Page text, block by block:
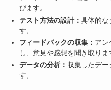
びます。
テスト方法の設計： 具体的な
す。
フィードバックの収集： アン
し、意見や感想を聞き取りま
データの分析： 収集したデー
す。